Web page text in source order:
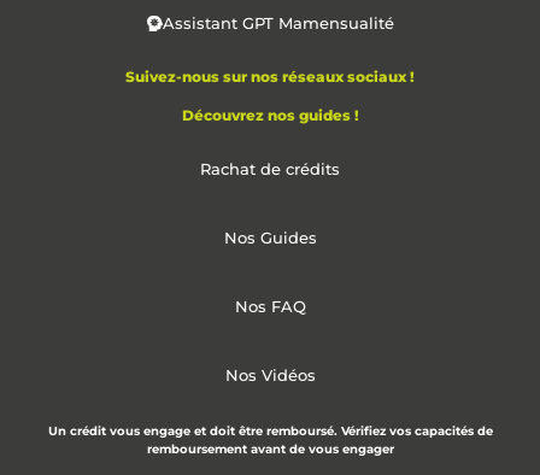
Assistant GPT Mamensualité
Suivez-nous sur nos réseaux sociaux !
Découvrez nos guides !
Rachat de crédits
Nos Guides
Nos FAQ
Nos Vidéos
Un crédit vous engage et doit être remboursé. Vérifiez vos capacités de
remboursement avant de vous engager